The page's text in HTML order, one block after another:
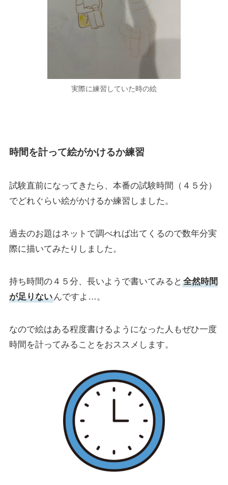
実際に練習していた時の絵
時間を計って絵がかけるか練習
試験直前になってきたら、本番の試験時間（４５分）
でどれぐらい絵がかけるか練習しました。
過去のお題はネットで調べれば出てくるので数年分実
際に描いてみたりしました。
持ち時間の４５分、長いようで書いてみると 全然時間
が足りないんですよ…。
なので絵はある程度書けるようになった人もぜひ一度
時間を計ってみることをおススメします。